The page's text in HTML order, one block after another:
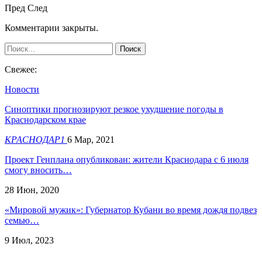
Пред След
Комментарии закрыты.
Свежее:
Новости
Синоптики прогнозируют резкое ухудшение погоды в
Краснодарском крае
КРАСНОДАР1 6 Мар, 2021
Проект Генплана опубликован: жители Краснодара с 6 июля
смогу вносить…
28 Июн, 2020
«Мировой мужик»: Губернатор Кубани во время дождя подвез
семью…
9 Июл, 2023